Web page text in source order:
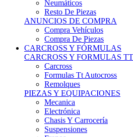
ANUNCIOS DE COMPRA
Compra Vehículos
Compra De Piezas
CARCROSS Y FÓRMULAS
CARCROSS Y FORMULAS TT
Carcross
Formulas Tt Autocross
Remolques
PIEZAS Y EQUIPACIONES
Mecanica
Electrónica
Chasis Y Carrocería
Suspensiones
Frenos
Llantas